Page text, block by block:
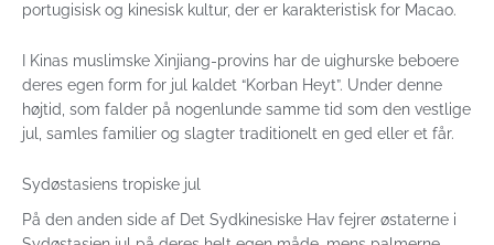
portugisisk og kinesisk kultur, der er karakteristisk for Macao.
I Kinas muslimske Xinjiang-provins har de uighurske beboere
deres egen form for jul kaldet “Korban Heyt”. Under denne
højtid, som falder på nogenlunde samme tid som den vestlige
jul, samles familier og slagter traditionelt en ged eller et får.
Sydøstasiens tropiske jul
På den anden side af Det Sydkinesiske Hav fejrer østaterne i